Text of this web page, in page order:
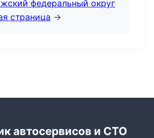
федеральный округ
страница →
автосервисов и СТО